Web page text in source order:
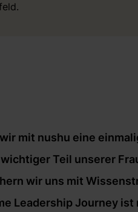
mit nushu eine
Teil unserer
wir uns mit
Leadership Journey